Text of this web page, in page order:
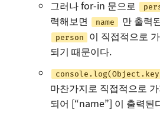
그러나 for-in 문으로
력해보면
name 만 출력
person
이 직접적으로
되기 때문이다.
마찬가지로 직접적으로
되어 [“name”] 이 출력된